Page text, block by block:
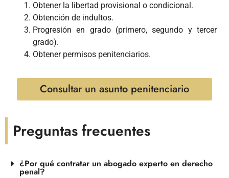
Obtener la libertad provisional o condicional.
Obtención de indultos.
Progresión en grado (primero, segundo y tercer
grado).
Obtener permisos penitenciarios.
Consultar un asunto penitenciario
Preguntas frecuentes
¿Por qué contratar un abogado experto en derecho
penal?